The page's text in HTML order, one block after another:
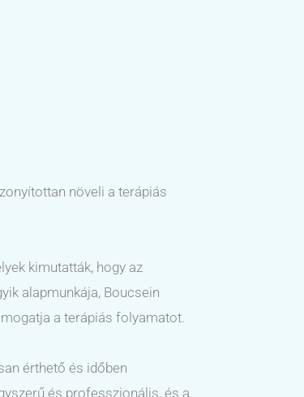
növeli a terápiás
kimutatták, hogy az
alapmunkája, Boucsein
a terápiás folyamatot.
érthető és időben
és professzionális, és a